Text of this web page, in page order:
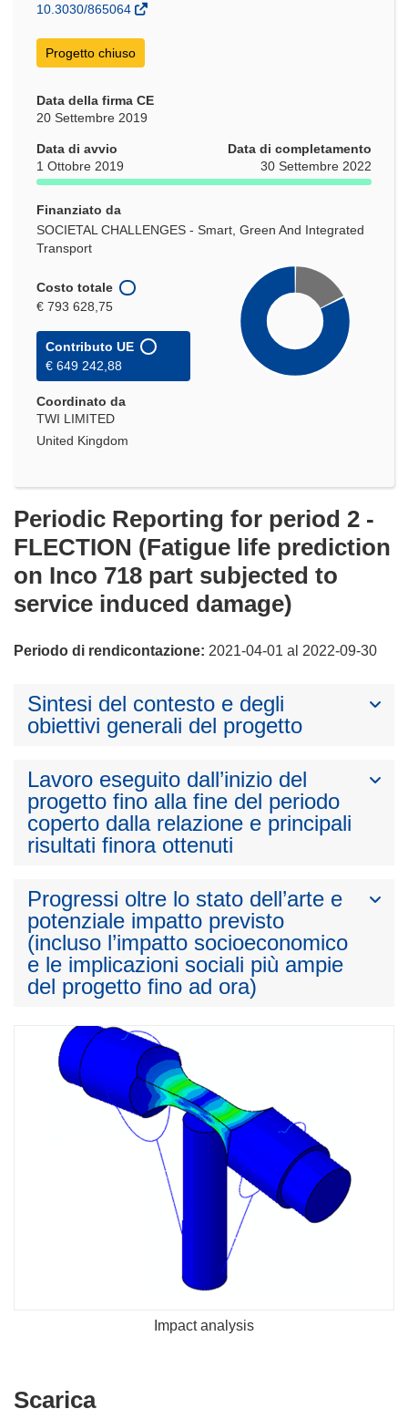
10.3030/865064
Progetto chiuso
Data della firma CE
20 Settembre 2019
Data di avvio
1 Ottobre 2019
Data di completamento
30 Settembre 2022
Finanziato da
SOCIETAL CHALLENGES - Smart, Green And Integrated
Transport
Costo totale
€ 793 628,75
Contributo UE
€ 649 242,88
Coordinato da
TWI LIMITED
United Kingdom
Periodic Reporting for period 2 -
FLECTION (Fatigue life prediction
on Inco 718 part subjected to
service induced damage)
Periodo di rendicontazione: 2021-04-01 al 2022-09-30
Sintesi del contesto e degli
obiettivi generali del progetto
Lavoro eseguito dall’inizio del
progetto fino alla fine del periodo
coperto dalla relazione e principali
risultati finora ottenuti
Progressi oltre lo stato dell’arte e
potenziale impatto previsto
(incluso l’impatto socioeconomico
e le implicazioni sociali più ampie
del progetto fino ad ora)
Impact analysis
ScaricaScarica